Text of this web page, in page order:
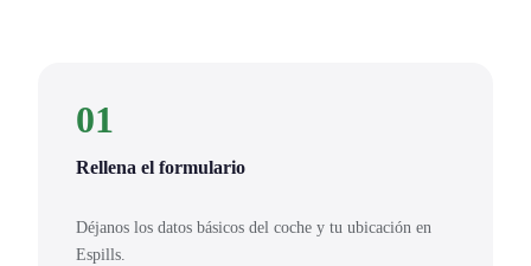
01
Rellena el formulario
Déjanos los datos básicos del coche y tu ubicación en
Espills.